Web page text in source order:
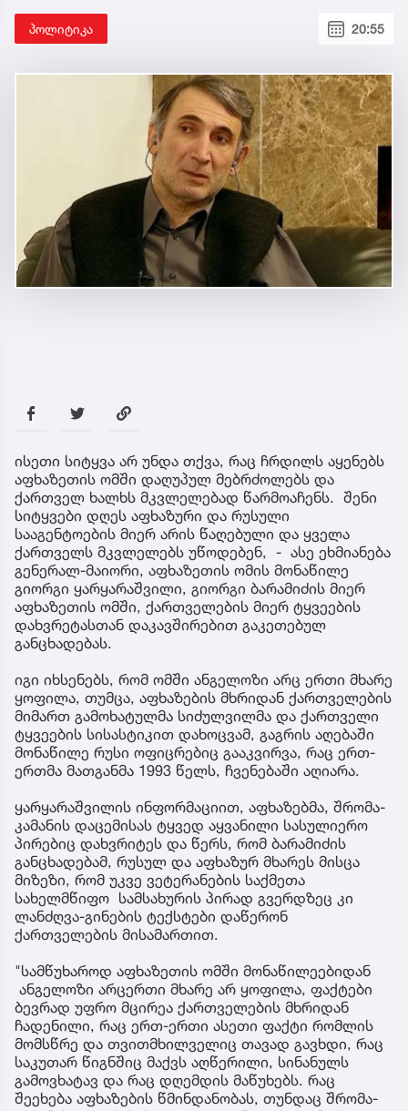
პოლიტიკა 20:55
ისეთი სიტყვა არ უნდა თქვა, რაც ჩრდილს აყენებს
აფხაზეთის ომში დაღუპულ მებრძოლებს და
ქართველ ხალხს მკვლელებად წარმოაჩენს. შენი
სიტყვები დღეს აფხაზური და რუსული
სააგენტოების მიერ არის წაღებული და ყველა
ქართველს მკვლელებს უწოდებენ, - ასე ეხმიანება
გენერალ-მაიორი, აფხაზეთის ომის მონაწილე
გიორგი ყარყარაშვილი, გიორგი ბარამიძის მიერ
აფხაზეთის ომში, ქართველების მიერ ტყვეების
დახვრეტასთან დაკავშირებით გაკეთებულ
განცხადებას.
იგი იხსენებს, რომ ომში ანგელოზი არც ერთი მხარე
ყოფილა, თუმცა, აფხაზების მხრიდან ქართველების
მიმართ გამოხატულმა სიძულვილმა და ქართველი
ტყვეების სისასტიკით დახოცვამ, გაგრის აღებაში
მონაწილე რუსი ოფიცრებიც გააკვირვა, რაც ერთ-
ერთმა მათგანმა 1993 წელს, ჩვენებაში აღიარა.
ყარყარაშვილის ინფორმაციით, აფხაზებმა, შრომა-
კამანის დაცემისას ტყვედ აყვანილი სასულიერო
პირებიც დახვრიტეს და წერს, რომ ბარამიძის
განცხადებამ, რუსულ და აფხაზურ მხარეს მისცა
მიზეზი, რომ უკვე ვეტერანების საქმეთა
სახელმწიფო სამსახურის პირად გვერდზეც კი
ლანძღვა-გინების ტექსტები დაწერონ
ქართველების მისამართით.
"სამწუხაროდ აფხაზეთის ომში მონაწილეებიდან
ანგელოზი არცერთი მხარე არ ყოფილა, ფაქტები
ბევრად უფრო მცირეა ქართველების მხრიდან
ჩადენილი, რაც ერთ-ერთი ასეთი ფაქტი რომლის
მომსწრე და თვითმხილველიც თავად გავხდი, რაც
საკუთარ წიგნშიც მაქვს აღწერილი, სინანულს
გამოვხატავ და რაც დღემდის მაწუხებს. რაც
შეეხება აფხაზების წმინდანობას, თუნდაც შრომა-